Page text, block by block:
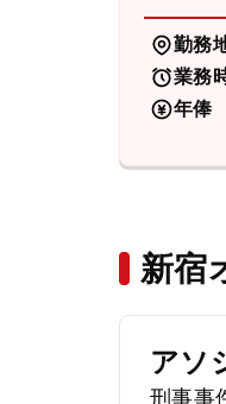
勤務
業務
年俸
新宿
アソ
刑事事